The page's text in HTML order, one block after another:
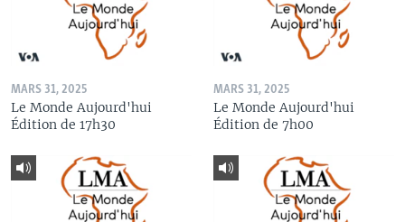
MARS 31, 2025
Le Monde Aujourd'hui
Édition de 17h30
MARS 31, 2025
Le Monde Aujourd'hui
Édition de 7h00